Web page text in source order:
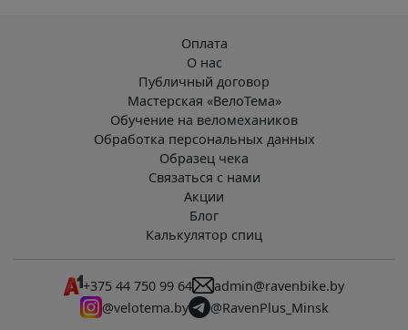
Оплата
О нас
Публичный договор
Мастерская «ВелоТема»
Обучение на веломехаников
Обработка персональных данных
Образец чека
Связаться с нами
Акции
Блог
Калькулятор спиц
+375 44 750 99 64
admin@ravenbike.by
@velotema.by
@RavenPlus_Minsk